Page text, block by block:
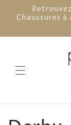
passer
au
Chaussures